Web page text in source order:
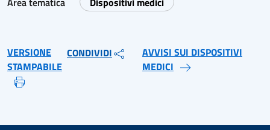
VERSIONE
STAMPABILE
CONDIVIDI
AVVISI SUI DISPOSITIVI
MEDICI